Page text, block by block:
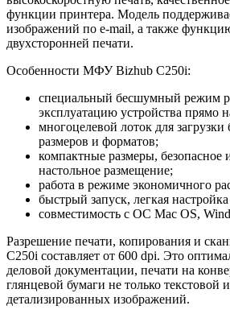
функции принтера. Модель
изображений по e-mail, а также
двухсторонней печати.
Особенности МФУ Bizhub C250i:
специальный бесшумный режим
эксплуатацию устройства прямо
многоцелевой лоток для
размеров и форматов;
компактные размеры, безопасное
настольное размещение;
работа в режиме экономичного
быстрый запуск, легкая
совместимость с ОС Mac OS,
Разрешение печати, копирования и
C250i составляет от 600 dpi. Это
деловой документации, печати на
глянцевой бумаги не только
детализированных изображений.